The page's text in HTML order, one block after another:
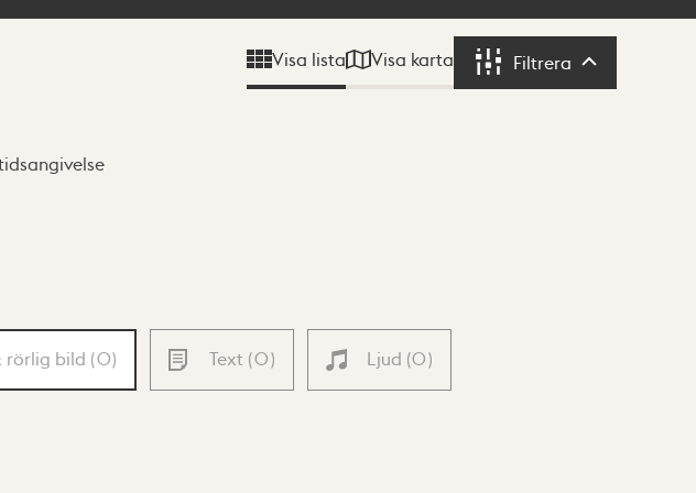
Visa lista Visa karta Filtrera Filtrera
rörlig bild (0) Text (0) Ljud (0)